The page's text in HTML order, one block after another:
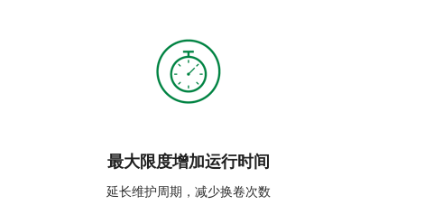
最大限度增加运行时间
延长维护周期，减少换卷次数